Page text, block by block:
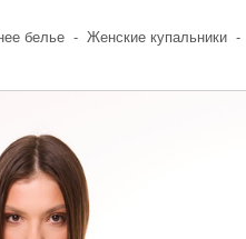
белье - Женские купальники -